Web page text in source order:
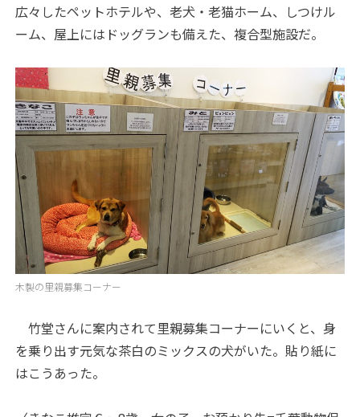
広々したペットホテルや、老犬・老猫ホーム、しつけル
ーム、屋上にはドッグランも備えた、複合型施設だ。
木製の里親募集コーナー
竹堂さんに案内されて里親募集コーナーにいくと、身
を乗り出す元気な茶白のミックスの犬がいた。貼り紙に
はこうあった。